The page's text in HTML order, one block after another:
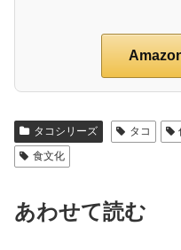
タコシリーズ タコ
食文化
あわせて読む